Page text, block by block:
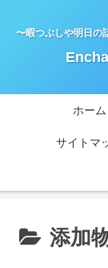
〜暇つぶしや明日の
ホーム
サイトマ
添加